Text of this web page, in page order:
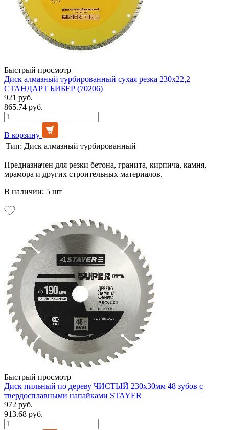
Быстрый просмотр
Диск алмазный турбированный сухая резка 230х22,2
СТАНДАРТ БИБЕР (70206)
921 руб.
865.74 руб.
В корзину
Тип: Диск алмазный турбированный
Предназначен для резки бетона, гранита, кирпича, камня,
мрамора и других строительных материалов.
В наличии: 5 шт
Быстрый просмотр
Диск пильный по дереву ЧИСТЫЙ 230х30мм 48 зубов с
твердосплавными напайками STAYER
972 руб.
913.68 руб.